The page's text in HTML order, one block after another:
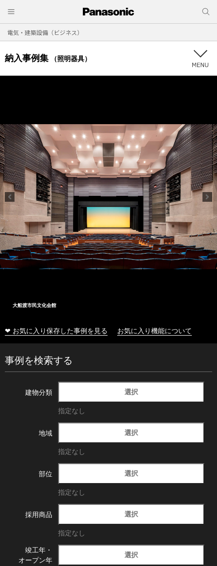
電気・建築設備（ビジネス）
納入事例集 （照明器具）
大船渡市民文化会館
❤ お気に入り保存した事例を見る お気に入り機能について
事例を検索する
建物分類 選択
指定なし
地域 選択
指定なし
部位 選択
指定なし
採用商品 選択
指定なし
竣工年・
オープン年
選択